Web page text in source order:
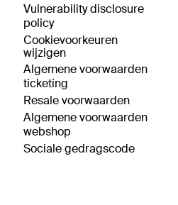
Vulnerability disclosure
policy
Cookievoorkeuren
wijzigen
Algemene voorwaarden
ticketing
Resale voorwaarden
Algemene voorwaarden
webshop
Sociale gedragscode